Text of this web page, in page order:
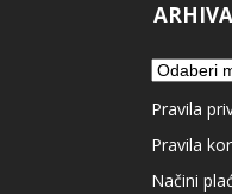
ARHIVA
Arhiva
Pravila
Pravila
Načini